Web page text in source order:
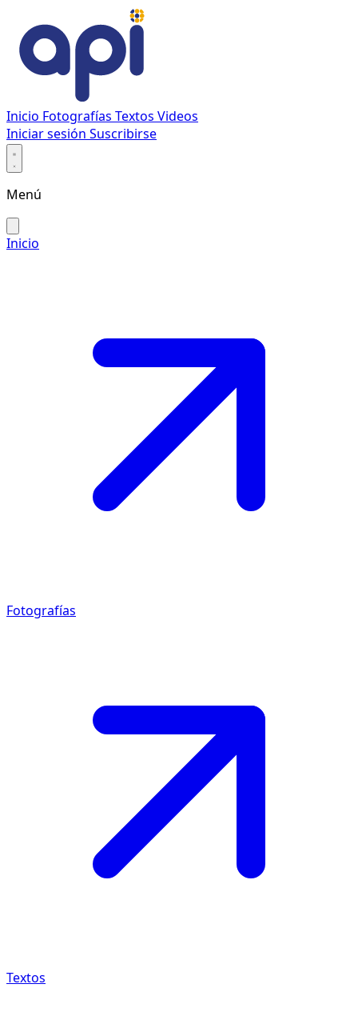
Inicio Fotografías Textos Videos
Iniciar sesión Suscribirse
Menú
Inicio
Fotografías
Textos